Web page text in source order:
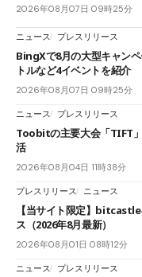
2026年08月07日 09時25分
ニュース プレスリリース
BingXで8月の大型キャン
トルなど4イベントを紹介
2026年08月07日 09時25分
ニュース プレスリリース
Toobitの主要大会「TIFT」
活
2026年08月04日 11時38分
プレスリリース ニュース
【当サイト限定】
ス（2026年8月最新）
2026年08月01日 08時12分
ニュース プレスリリース